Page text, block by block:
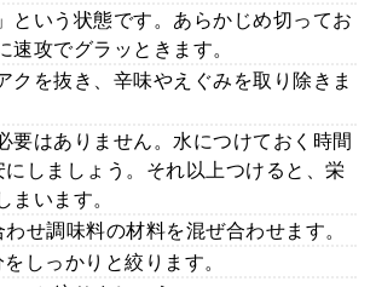
という状態です。あらかじめ切ってお
速攻でグラッときます。
クを抜き、辛味やえぐみを取り除きま
要はありません。水につけておく時間
しましょう。それ以上つけると、栄
います。
わせ調味料の材料を混ぜ合わせます。
しっかりと絞ります。